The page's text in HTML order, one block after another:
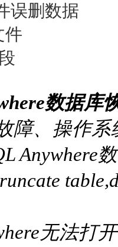
误删数据
件
数据
障、操作
无法打